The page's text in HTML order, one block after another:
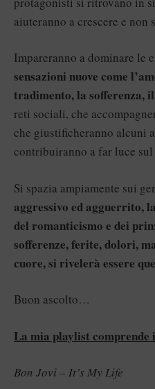
aiuteranno a crescere e non
Impareranno a dominare le
sensazioni nuove come
tradimento, la sofferenza,
reti sociali, che
che giustificheranno alcuni
contribuiranno a far luce sul
Si spazia ampiamente sui
aggressivo ed agguerrito,
del romanticismo e dei
sofferenze, ferite, dolori,
cuore, si rivelerà essere
Buon ascolto…
La mia playlist comprende
Bon Jovi – It’s My Life